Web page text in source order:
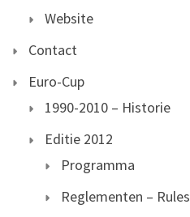
Website
Contact
Euro-Cup
1990-2010 – Historie
Editie 2012
Programma
Reglementen – Rules